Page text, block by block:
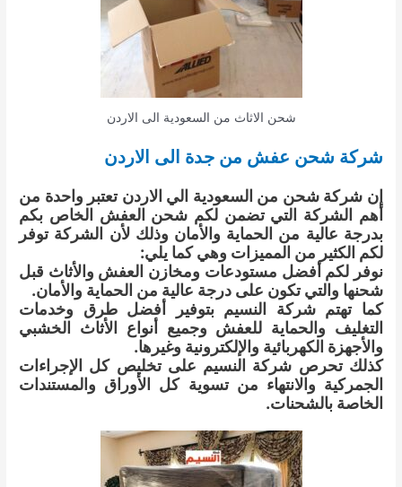
شحن الاثاث من السعودية الى الاردن
شركة شحن عفش من جدة الى الاردن
إن شركة شحن من السعودية الي الاردن تعتبر واحدة من
أهم الشركة التي تضمن لكم شحن العفش الخاص بكم
بدرجة عالية من الحماية والأمان وذلك لأن الشركة توفر
لكم الكثير من المميزات وهي كما يلي:
نوفر لكم أفضل مستودعات ومخازن العفش والأثاث قبل
شحنها والتي تكون على درجة عالية من الحماية والأمان.
كما تهتم شركة النسيم بتوفير أفضل طرق وخدمات
التغليف والحماية للعفش وجميع أنواع الأثاث الخشبي
والأجهزة الكهربائية والإلكترونية وغيرها.
كذلك تحرص شركة النسيم على تخليص كل الإجراءات
الجمركية والانتهاء من تسوية كل الأوراق والمستندات
الخاصة بالشحنات.